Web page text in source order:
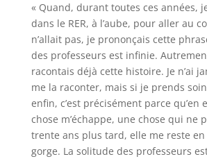
« Quand, durant toutes ces années,
dans le RER, à l’aube, pour aller au
n’allait pas, je prononçais cette
des professeurs est infinie.
racontais déjà cette histoire. Je n’ai
me la raconter, mais si je prends soin
enfin, c’est précisément parce qu’en
chose m’échappe, une chose qui ne
trente ans plus tard, elle me reste
gorge. La solitude des professeurs